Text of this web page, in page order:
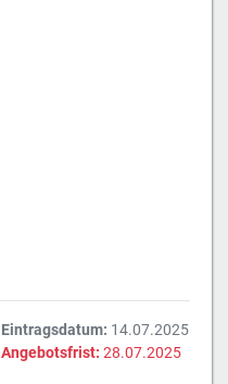
Eintragsdatum: 14.07.2025
Angebotsfrist: 28.07.2025